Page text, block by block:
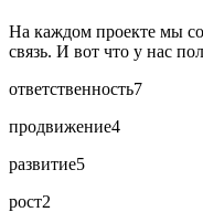
На каждом проекте мы
связь. И вот что у нас
ответственность7
продвижение4
развитие5
рост2